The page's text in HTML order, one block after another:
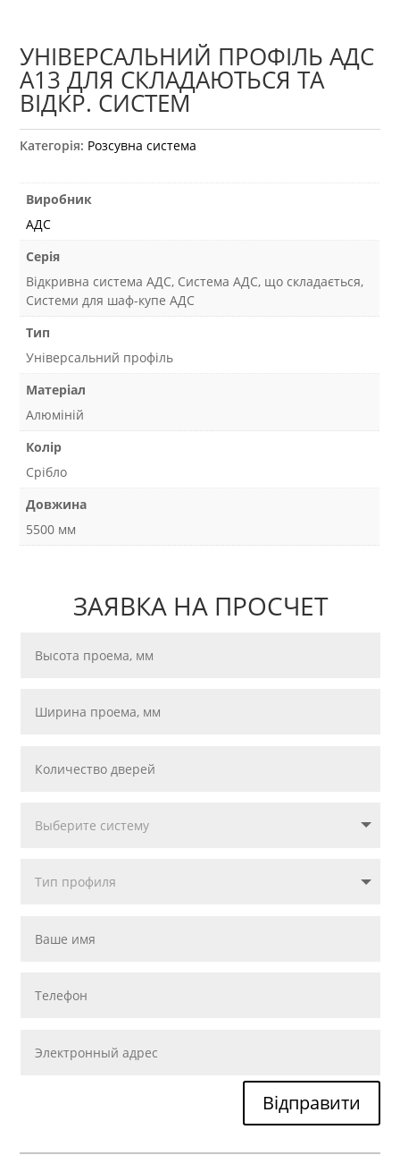
УНІВЕРСАЛЬНИЙ ПРОФІЛЬ АДС
А13 ДЛЯ СКЛАДАЮТЬСЯ ТА
ВІДКР. СИСТЕМ
Категорія: Розсувна система
Виробник
АДС
Серія
Відкривна система АДС, Система АДС, що складається,
Системи для шаф-купе АДС
Тип
Універсальний профіль
Матеріал
Алюміній
Колір
Срібло
Довжина
5500 мм
ЗАЯВКА НА ПРОСЧЕТ
Відправити